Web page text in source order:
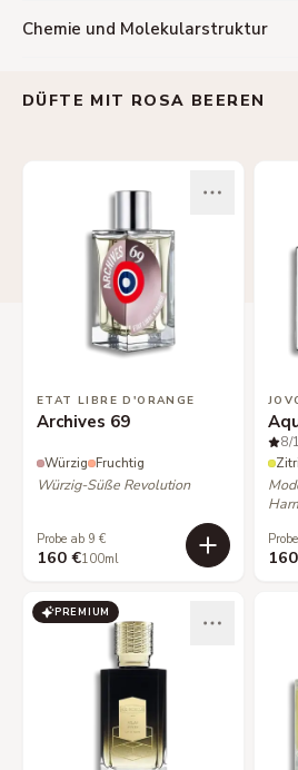
Chemie und Molekularstruktur
DÜFTE MIT ROSA BEEREN
ETAT LIBRE D'ORANGE
Archives 69
Würzig Fruchtig
Würzig-Süße Revolution
Probe ab 9 €
160 €100ml
8/
PREMIUM